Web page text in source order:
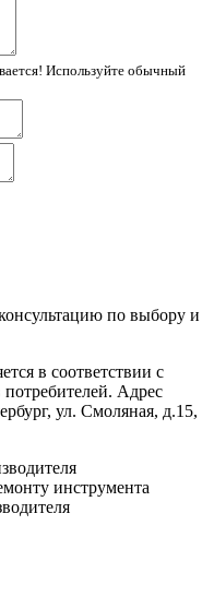
Используйте обычный
по выбору и
в соответствии с
Адрес
ул. Смоляная, д.15,
инструмента